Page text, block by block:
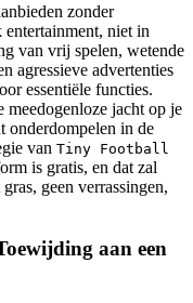
zonder
niet in
van vrij spelen, wetende
agressieve advertenties
essentiële functies.
meedogenloze jacht op je
onderdompelen in de
van Tiny Football
is gratis, en dat zal
geen verrassingen,
aan een